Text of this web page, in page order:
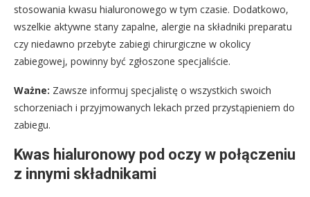
stosowania kwasu hialuronowego w tym czasie. Dodatkowo,
wszelkie aktywne stany zapalne, alergie na składniki preparatu
czy niedawno przebyte zabiegi chirurgiczne w okolicy
zabiegowej, powinny być zgłoszone specjaliście.
Ważne: Zawsze informuj specjalistę o wszystkich swoich
schorzeniach i przyjmowanych lekach przed przystąpieniem do
zabiegu.
Kwas hialuronowy pod oczy w połączeniu
z innymi składnikami